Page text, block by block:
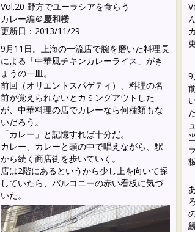
Vol.20 野方でユーラシアを食らう
カレー編＠慶和楼
更新日：2013/11/29
9月11日。上海の一流店で腕を磨いた料理長
による「中華風チキンカレーライス」がき
ょうの一皿。
前回（オリエントスパゲティ）、料理の名
前が覚えられないとカミングアウトした
が、中華料理の店でカレーなら何種類もな
いだろう。
「カレー」と記憶すれば十分だ。
カレー、カレーと頭の中で唱えながら、駅
から続く商店街を歩いていく。
店は2階にあるというから少し上を向いて探
していたら、バルコニーの赤い看板に気づ
いた。
9